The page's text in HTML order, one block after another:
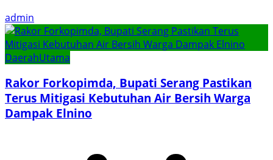
admin
DaerahUtama
Rakor Forkopimda, Bupati Serang Pastikan
Terus Mitigasi Kebutuhan Air Bersih Warga
Dampak Elnino